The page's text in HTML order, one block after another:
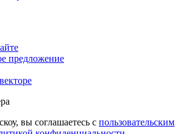
предложение
вы соглашаетесь с пользовательским